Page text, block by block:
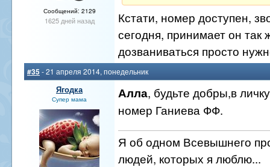
Сообщений: 2129
1625 дней назад
Кстати, номер доступен,
сегодня, принимает он так
дозваниваться просто
#35 - 21 апреля 2014, понедельник
Ягодка
Супер мама Алла, будьте добры,в
номер Ганиева ФФ.
Я об одном Всевышнего
людей, которых я люблю...